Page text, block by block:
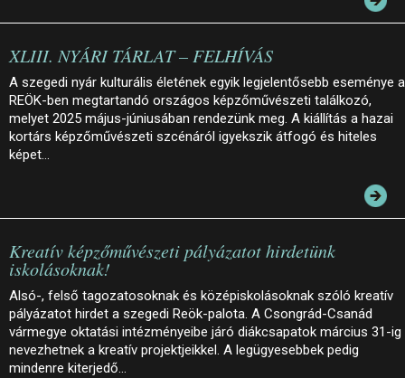
XLIII. NYÁRI TÁRLAT – FELHÍVÁS
A szegedi nyár kulturális életének egyik legjelentősebb eseménye a
REÖK-ben megtartandó országos képzőművészeti találkozó,
melyet 2025 május-júniusában rendezünk meg. A kiállítás a hazai
kortárs képzőművészeti szcénáról igyekszik átfogó és hiteles
képet…
Kreatív képzőművészeti pályázatot hirdetünk
iskolásoknak!
Alsó-, felső tagozatosoknak és középiskolásoknak szóló kreatív
pályázatot hirdet a szegedi Reök-palota. A Csongrád-Csanád
vármegye oktatási intézményeibe járó diákcsapatok március 31-ig
nevezhetnek a kreatív projektjeikkel. A legügyesebbek pedig
mindenre kiterjedő…